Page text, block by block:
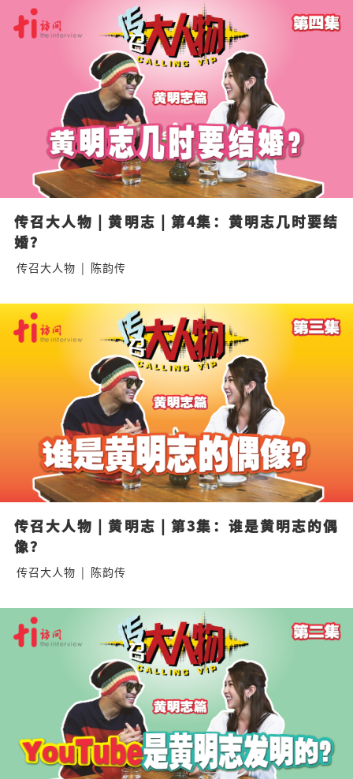
传召大人物 | 黄明志 | 第4集：黄明志几时要结
婚？
传召大人物 | 陈韵传
传召大人物 | 黄明志 | 第3集：谁是黄明志的偶
像？
传召大人物 | 陈韵传